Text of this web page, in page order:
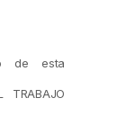
de esta
TRABAJO